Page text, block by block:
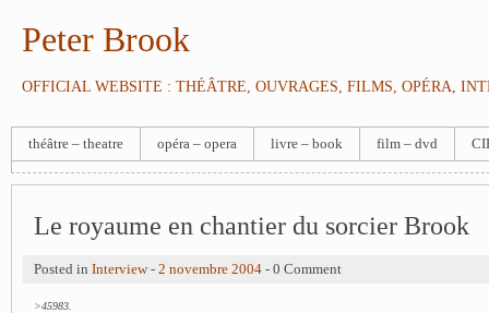
Peter Brook
OFFICIAL WEBSITE : THÉÂTRE, OUVRAGES, FILMS, OPÉRA,
théâtre – theatre opéra – opera livre – book film – dvd
Le royaume en chantier du sorcier Brook
Posted in Interview- 2 novembre 2004 - 0 Comment
>45983.